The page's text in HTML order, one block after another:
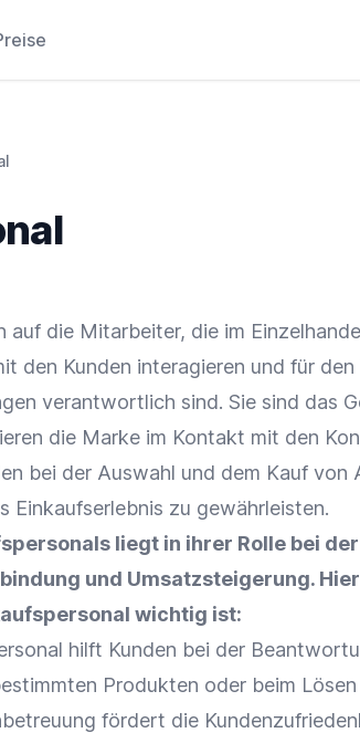
auf die Mitarbeiter, die im
den Kunden interagieren und für den
verantwortlich sind. Sie sind das
die Marke im Kontakt mit den
bei der Auswahl und dem Kauf von
Einkaufserlebnis zu gewährleisten.
liegt in ihrer Rolle bei der
und Umsatzsteigerung.
wichtig ist:
hilft Kunden bei der
Produkten oder beim
fördert die